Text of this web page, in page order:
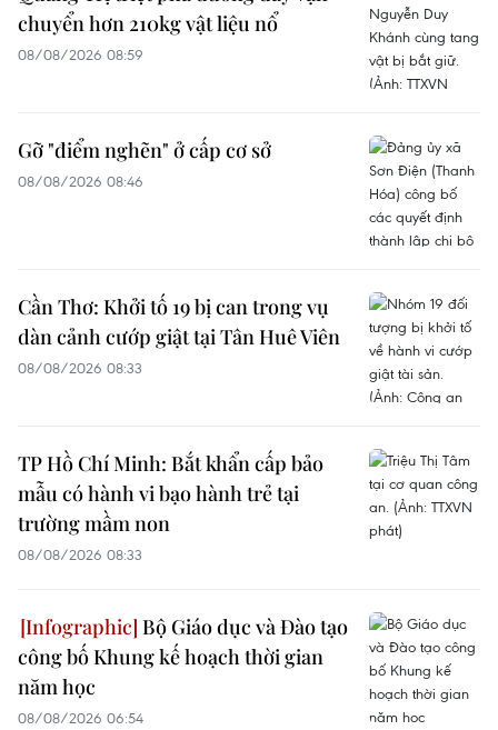
chuyển hơn 210kg vật liệu nổ
08/08/2026 08:59
Gỡ "điểm nghẽn" ở cấp cơ sở
08/08/2026 08:46
Cần Thơ: Khởi tố 19 bị can trong vụ
dàn cảnh cướp giật tại Tân Huê Viên
08/08/2026 08:33
TP Hồ Chí Minh: Bắt khẩn cấp bảo
mẫu có hành vi bạo hành trẻ tại
trường mầm non
08/08/2026 08:33
Bộ Giáo dục và Đào tạo
công bố Khung kế hoạch thời gian
năm học
08/08/2026 06:54